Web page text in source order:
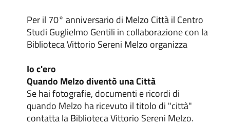
Per il 70° anniversario di Melzo Città il Centro
Studi Guglielmo Gentili in collaborazione con la
Biblioteca Vittorio Sereni Melzo organizza
Io c'ero
Quando Melzo diventò una Città
Se hai fotografie, documenti e ricordi di
quando Melzo ha ricevuto il titolo di "città"
contatta la Biblioteca Vittorio Sereni Melzo.